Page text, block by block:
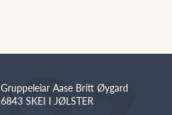
Gruppeleiar Aase Britt Øygard
6843 SKEI I JØLSTER